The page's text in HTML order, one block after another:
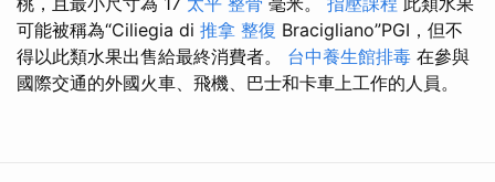
可能被稱為“Ciliegia di 推拿 整復 Bracigliano”PGI，但不
得以此類水果出售給最終消費者。 台中養生館排毒 在參與
國際交通的外國火車、飛機、巴士和卡車上工作的人員。